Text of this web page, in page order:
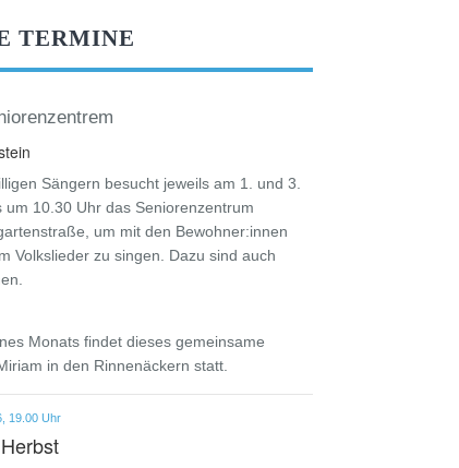
TERMINE
Sängern besucht jeweils am 1. und 3.
um 10.30 Uhr das Seniorenzentrum
um mit den Bewohner:innen
Volkslieder zu singen. Dazu sind auch
Monats findet dieses gemeinsame
in den Rinnenäckern statt.
19.00 Uhr